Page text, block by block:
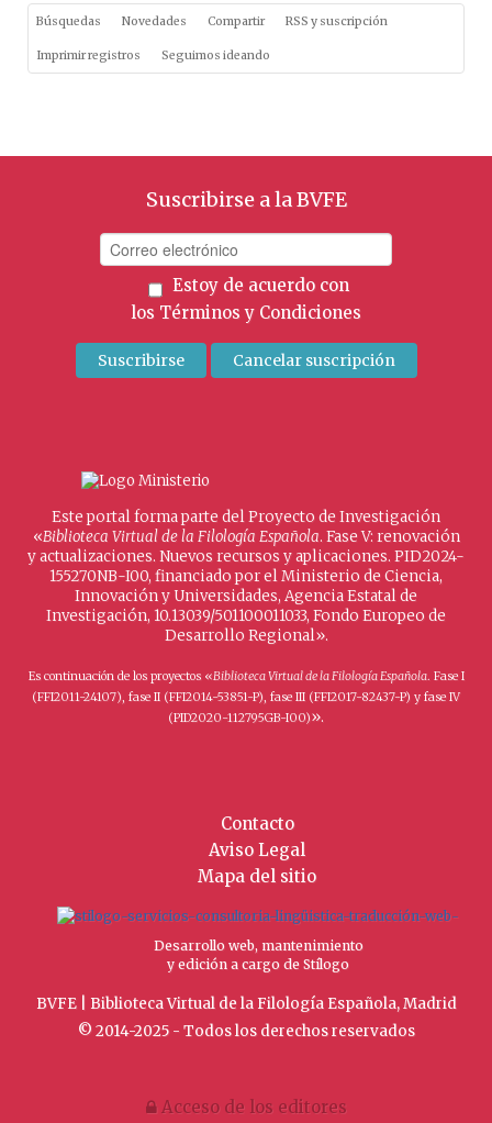
Búsquedas Novedades Compartir RSS y suscripción
Imprimir registros Seguimos ideando
Suscribirse a la BVFE
Estoy de acuerdo con
los Términos y Condiciones
Este portal forma parte del Proyecto de Investigación
«Biblioteca Virtual de la Filología Española. Fase V: renovación
y actualizaciones. Nuevos recursos y aplicaciones. PID2024-
155270NB-I00, financiado por el Ministerio de Ciencia,
Innovación y Universidades, Agencia Estatal de
Investigación, 10.13039/501100011033, Fondo Europeo de
Desarrollo Regional».
Es continuación de los proyectos «Biblioteca Virtual de la Filología Española. Fase I
(FFI2011-24107), fase II (FFI2014-53851-P), fase III (FFI2017-82437-P) y fase IV
(PID2020-112795GB-I00)».
Contacto
Aviso Legal
Mapa del sitio
Desarrollo web, mantenimiento
y edición a cargo de Stílogo
BVFE | Biblioteca Virtual de la Filología Española, Madrid
© 2014-2025 - Todos los derechos reservados
Acceso de los editores